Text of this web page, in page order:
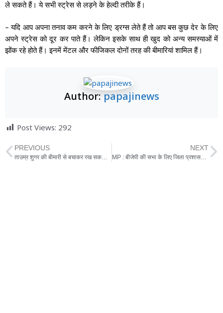
ले सकते हैं। ये सभी स्ट्रेस से लड़ने के हेल्दी तरीके हैं।
–यदि आप अपना तनाव कम करने के लिए ड्रग्स लेते हैं तो आप बस कुछ देर के लिए
अपने स्ट्रेस को दूर कर पाते हैं। लेकिन इसके साथ ही खुद को अन्य समस्याओं में
झोंक रहे होते हैं। इनमें मेंटल और फीजिकल दोनों तरह की बीमारियां शामिल हैं।
Author:papajinews
Post Views: 292
PREVIOUS
ताउम्र शुगर की बीमारी से बचाकर रख सकता है एलोवेरा, जानें इसे खाने के और भी फायदे
NEXT
MP : बीजेपी की सभा के लिए जिला प्रशासन ने जुटायीं 600 बसें, राजनीति गर्मायी